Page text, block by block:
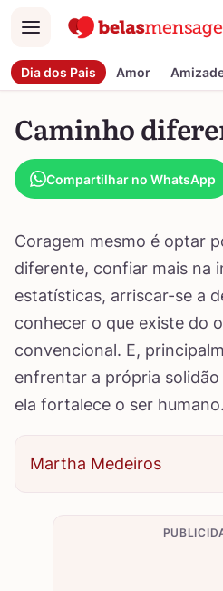
Menu
Dia dos Pais Amor
Caminho
Compartilhar no WhatsApp
Coragem mesmo é optar
diferente, confiar mais na
estatísticas, arriscar-se a
conhecer o que existe do
convencional. E,
enfrentar a própria
ela fortalece o ser
Martha Medeiros